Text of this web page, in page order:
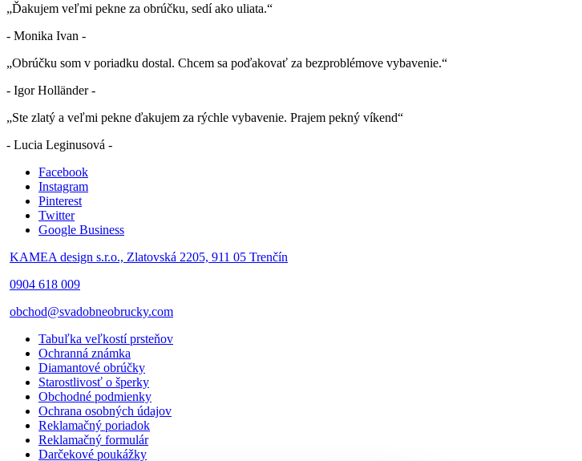
„Ďakujem veľmi pekne za obrúčku, sedí ako uliata.“
- Monika Ivan -
„Obrúčku som v poriadku dostal. Chcem sa poďakovať za bezproblémove vybavenie.“
- Igor Holländer -
„Ste zlatý a veľmi pekne ďakujem za rýchle vybavenie. Prajem pekný víkend“
- Lucia Leginusová -
Facebook
Instagram
Pinterest
Twitter
Google Business
KAMEA design s.r.o., Zlatovská 2205, 911 05 Trenčín
0904 618 009
obchod@svadobneobrucky.com
Tabuľka veľkostí prsteňov
Ochranná známka
Diamantové obrúčky
Starostlivosť o šperky
Obchodné podmienky
Ochrana osobných údajov
Reklamačný poriadok
Reklamačný formulár
Darčekové poukážky